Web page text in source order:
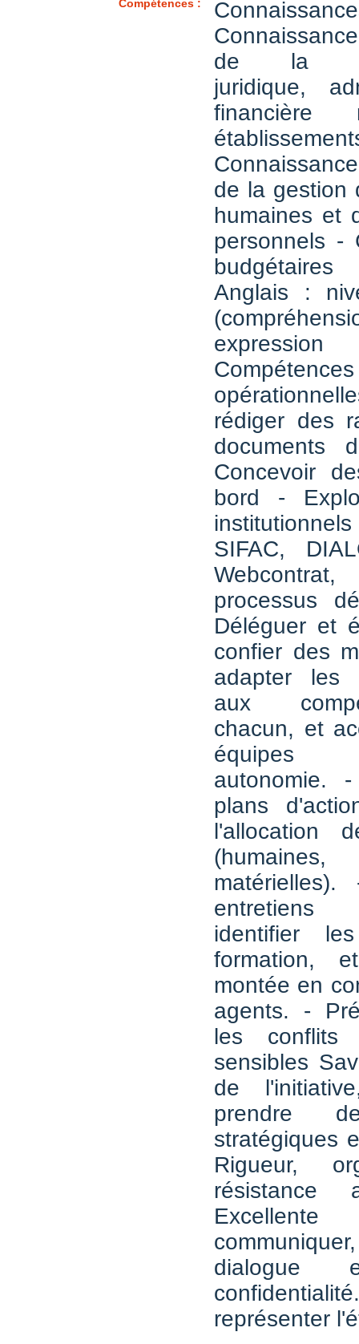
Compétences :
de la
juridique,
financière
de la gestion
humaines et
personnels -
Anglais :
Compétences
rédiger des
documents
Concevoir
bord -
SIFAC,
processus
Déléguer et
confier des
adapter les
aux
chacun, et
équipes
autonomie.
plans
l'allocation
entretiens
identifier
formation,
montée en
agents. -
les conflits
sensibles
de
prendre
stratégiques
Rigueur,
représenter